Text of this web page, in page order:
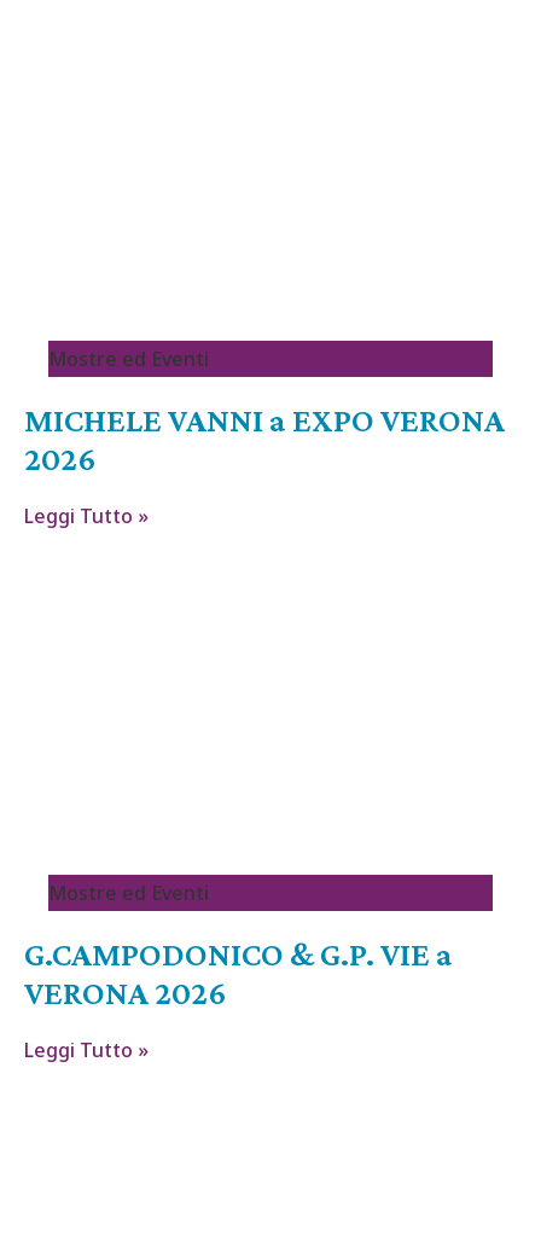
Mostre ed Eventi
MICHELE VANNI a EXPO VERONA
2026
Leggi Tutto »
Mostre ed Eventi
G.CAMPODONICO & G.P. VIE a
VERONA 2026
Leggi Tutto »